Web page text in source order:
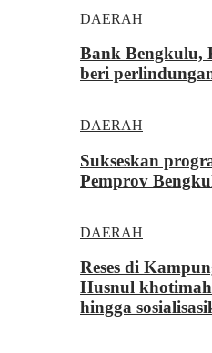
DAERAH
Bank Bengkulu,
beri
DAERAH
Sukseskan
Pemprov
DAERAH
Reses di
Husnul
hingga